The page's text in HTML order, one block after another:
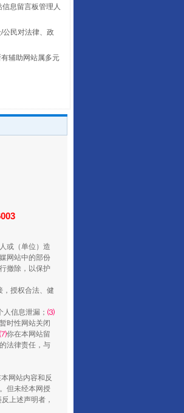
理体系
息留言板管理人
公民对法律、政
辅助网站属多元
或（单位）造
网站中的部份
撤除，以保护
，授权合法、健
信息泄漏； ⑶
时性网站关闭
⑺你在本网站留
法律责任，与
网站内容和反
但未经本网授
上述声明者，